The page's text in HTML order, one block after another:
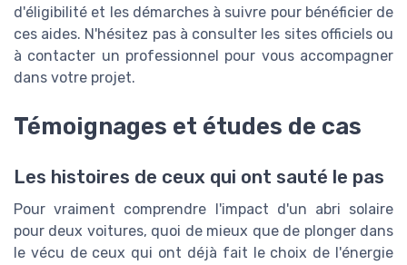
d'éligibilité et les démarches à suivre pour bénéficier de
ces aides. N'hésitez pas à consulter les sites officiels ou
à contacter un professionnel pour vous accompagner
dans votre projet.
Témoignages et études de cas
Les histoires de ceux qui ont sauté le pas
Pour vraiment comprendre l'impact d'un abri solaire
pour deux voitures, quoi de mieux que de plonger dans
le vécu de ceux qui ont déjà fait le choix de l'énergie